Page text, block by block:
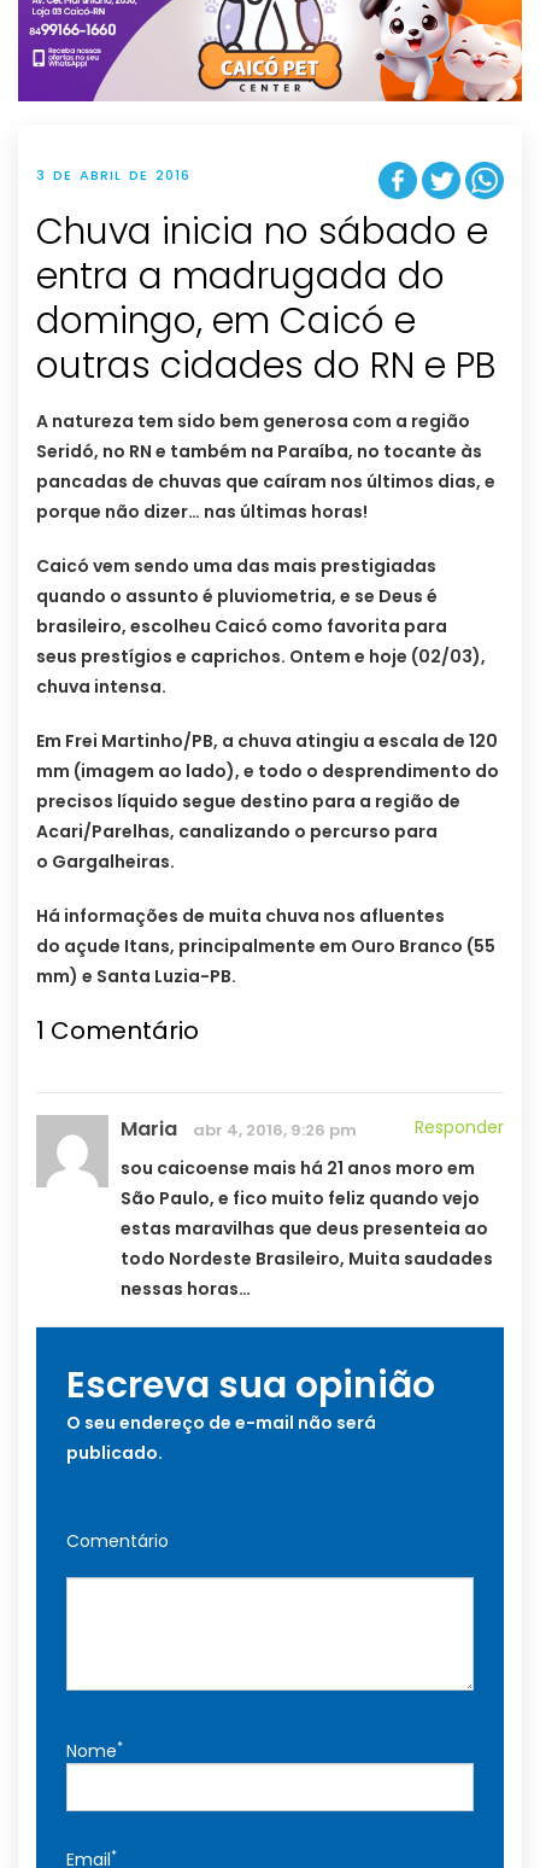
t
i
o
n
3 DE ABRIL DE 2016
Chuva inicia no sábado e
entra a madrugada do
domingo, em Caicó e
outras cidades do RN e PB
A natureza tem sido bem generosa com a região
Seridó, no RN e também na Paraíba, no tocante às
pancadas de chuvas que caíram nos últimos dias, e
porque não dizer… nas últimas horas!
Caicó vem sendo uma das mais prestigiadas
quando o assunto é pluviometria, e se Deus é
brasileiro, escolheu Caicó como favorita para
seus prestígios e caprichos. Ontem e hoje (02/03),
chuva intensa.
Em Frei Martinho/PB, a chuva atingiu a escala de 120
mm (imagem ao lado), e todo o desprendimento do
precisos líquido segue destino para a região de
Acari/Parelhas, canalizando o percurso para
o Gargalheiras.
Há informações de muita chuva nos afluentes
do açude Itans, principalmente em Ouro Branco (55
mm) e Santa Luzia-PB.
1 Comentário
Maria abr 4, 2016, 9:26 pm
Responder
sou caicoense mais há 21 anos moro em
São Paulo, e fico muito feliz quando vejo
estas maravilhas que deus presenteia ao
todo Nordeste Brasileiro, Muita saudades
nessas horas…
Escreva sua opinião
O seu endereço de e-mail não será
publicado.
Comentário
Nome*
Email*